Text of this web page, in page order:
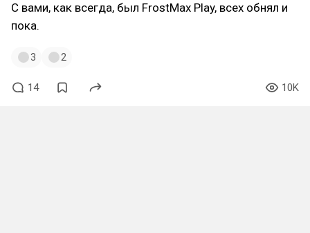
С вами, как всегда, был FrostMax Play, всех обнял и
пока.
3 2
14 10K